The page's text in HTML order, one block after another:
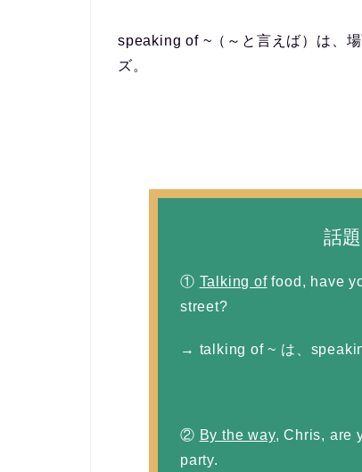
speaking of ~（～と言えば）は、
ズ。
話
① Talking offood, have
street?
→ talking of ~ は、
② By the way, Chris, are
party.